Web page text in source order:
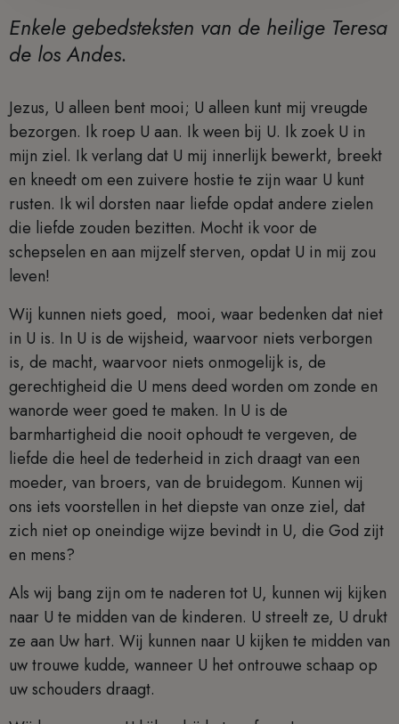
Enkele gebedsteksten van de heilige Teresa
de los Andes.
Jezus, U alleen bent mooi; U alleen kunt mij vreugde
bezorgen. Ik roep U aan. Ik ween bij U. Ik zoek U in
mijn ziel. Ik verlang dat U mij innerlijk bewerkt, breekt
en kneedt om een zuivere hostie te zijn waar U kunt
rusten. Ik wil dorsten naar liefde opdat andere zielen
die liefde zouden bezitten. Mocht ik voor de
schepselen en aan mijzelf sterven, opdat U in mij zou
leven!
Wij kunnen niets goed, mooi, waar bedenken dat niet
in U is. In U is de wijsheid, waarvoor niets verborgen
is, de macht, waarvoor niets onmogelijk is, de
gerechtigheid die U mens deed worden om zonde en
wanorde weer goed te maken. In U is de
barmhartigheid die nooit ophoudt te vergeven, de
liefde die heel de tederheid in zich draagt van een
moeder, van broers, van de bruidegom. Kunnen wij
ons iets voorstellen in het diepste van onze ziel, dat
zich niet op oneindige wijze bevindt in U, die God zijt
en mens?
Als wij bang zijn om te naderen tot U, kunnen wij kijken
naar U te midden van de kinderen. U streelt ze, U drukt
ze aan Uw hart. Wij kunnen naar U kijken te midden van
uw trouwe kudde, wanneer U het ontrouwe schaap op
uw schouders draagt.